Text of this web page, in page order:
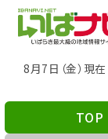
8月7日（金）現
TOP